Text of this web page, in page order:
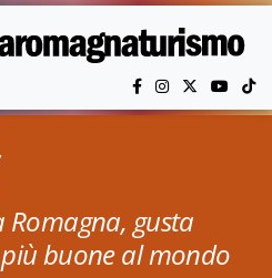
Romagna, gusta
buone al mondo